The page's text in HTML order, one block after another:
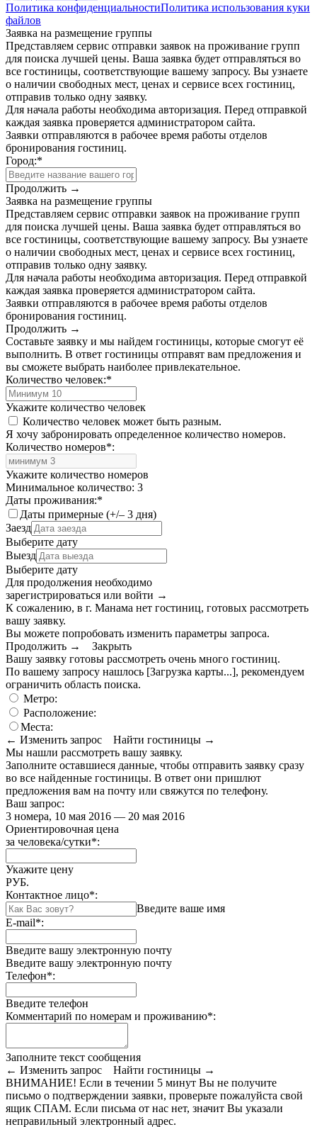
Политика конфиденциальностиПолитика использования куки
файлов
Заявка на размещение группы
Представляем сервис отправки заявок на проживание групп
для поиска лучшей цены. Ваша заявка будет отправляться во
все гостиницы, соответствующие вашему запросу. Вы узнаете
о наличии свободных мест, ценах и сервисе всех гостиниц,
отправив только одну заявку.
Для начала работы необходима авторизация. Перед отправкой
каждая заявка проверяется администратором сайта.
Заявки отправляются в рабочее время работы отделов
бронирования гостиниц.
Город:*
Продолжить →
Заявка на размещение группы
Представляем сервис отправки заявок на проживание групп
для поиска лучшей цены. Ваша заявка будет отправляться во
все гостиницы, соответствующие вашему запросу. Вы узнаете
о наличии свободных мест, ценах и сервисе всех гостиниц,
отправив только одну заявку.
Для начала работы необходима авторизация. Перед отправкой
каждая заявка проверяется администратором сайта.
Заявки отправляются в рабочее время работы отделов
бронирования гостиниц.
Продолжить →
Составьте заявку и мы найдем гостиницы, которые смогут её
выполнить. В ответ гостиницы отправят вам предложения и
вы сможете выбрать наиболее привлекательное.
Количество человек:*
Укажите количество человек
Количество человек может быть разным.
Я хочу забронировать определенное количество номеров.
Количество номеров*:
Укажите количество номеров
Минимальное количество: 3
Даты проживания:*
Даты примерные (+/– 3 дня)
Заезд
Выберите дату
Выезд
Выберите дату
Для продолжения необходимо
зарегистрироваться или войти →
К сожалению, в г. Манама нет гостиниц, готовых рассмотреть
вашу заявку.
Вы можете попробовать изменить параметры запроса.
Продолжить →
Закрыть
Вашу заявку готовы рассмотреть очень много гостиниц.
По вашему запросу нашлось [Загрузка карты...], рекомендуем
ограничить область поиска.
Метро:
Расположение:
Места:
← Изменить запрос
Найти гостиницы →
Мы нашли рассмотреть вашу заявку.
Заполните оставшиеся данные, чтобы отправить заявку сразу
во все найденные гостиницы. В ответ они пришлют
предложения вам на почту или свяжутся по телефону.
Ваш запрос:
3 номера, 10 мая 2016 — 20 мая 2016
Ориентировочная цена
за человека/сутки*:
Укажите цену
РУБ.
Контактное лицо*:
Введите ваше имя
E-mail*:
Введите вашу электронную почту
Введите вашу электронную почту
Телефон*:
Введите телефон
Комментарий по номерам и проживанию*:
Заполните текст сообщения
← Изменить запрос
Найти гостиницы →
ВНИМАНИЕ! Если в течении 5 минут Вы не получите
письмо о подтверждении заявки, проверьте пожалуйста свой
ящик СПАМ. Если письма от нас нет, значит Вы указали
неправильный электронный адрес.